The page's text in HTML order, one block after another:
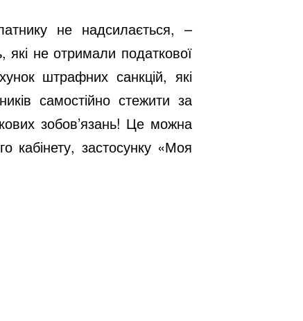
не надсилається, –
не отримали податкової
штрафних санкцій, які
самостійно стежити за
зобов’язань! Це можна
кабінету, застосунку «Моя